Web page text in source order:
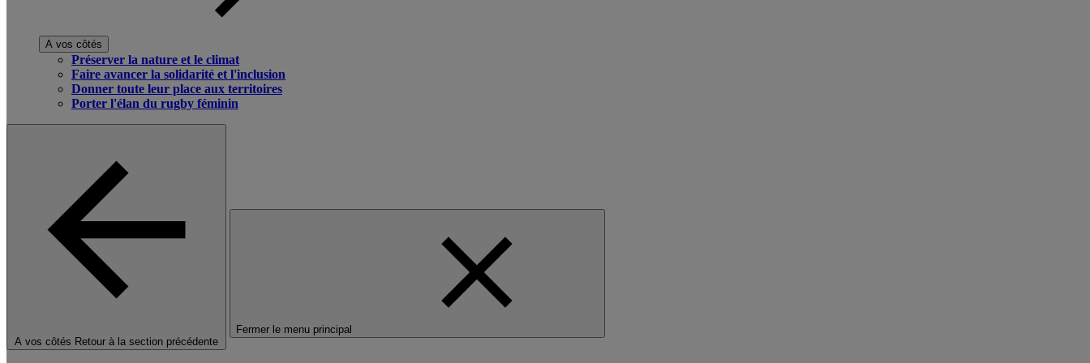
A vos côtés
Préserver la nature et le climat
Faire avancer la solidarité et l'inclusion
Donner toute leur place aux territoires
Porter l'élan du rugby féminin
A vos côtés Retour à la section précédente
Fermer le menu principal